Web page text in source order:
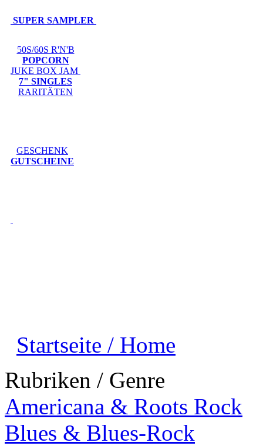
SUPER SAMPLER
50S/60S R'N'B
POPCORN
JUKE BOX JAM
7" SINGLES
RARITÄTEN
GESCHENK
GUTSCHEINE
Startseite / Home
Rubriken / Genre
Americana & Roots Rock
Blues & Blues-Rock